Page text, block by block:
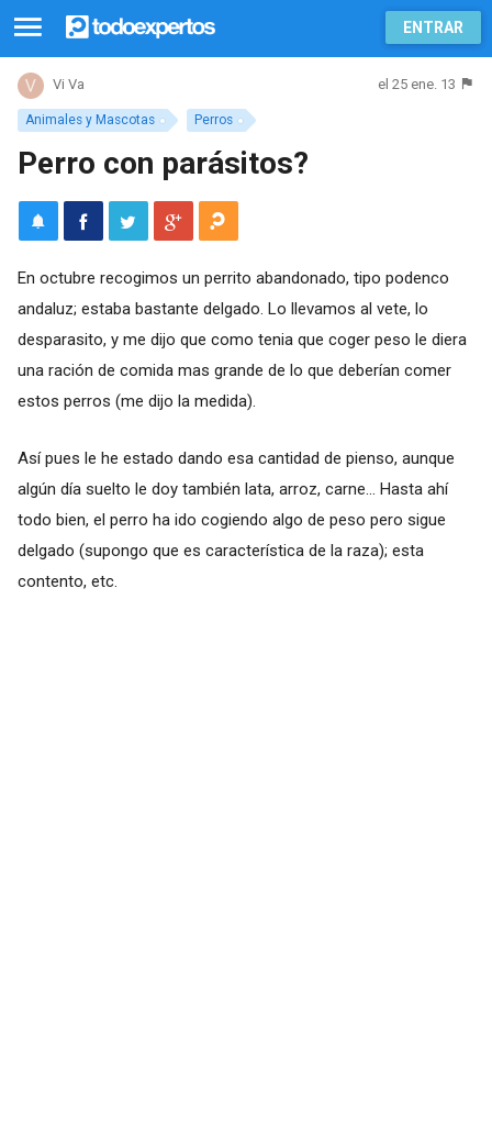
ENTRAR
Animales y Mascotas Perros
Vi Va el 25 ene. 13
Perro con parásitos?
En octubre recogimos un perrito abandonado, tipo podenco
andaluz; estaba bastante delgado. Lo llevamos al vete, lo
desparasito, y me dijo que como tenia que coger peso le diera
una ración de comida mas grande de lo que deberían comer
estos perros (me dijo la medida).
Así pues le he estado dando esa cantidad de pienso, aunque
algún día suelto le doy también lata, arroz, carne... Hasta ahí
todo bien, el perro ha ido cogiendo algo de peso pero sigue
delgado (supongo que es característica de la raza); esta
contento, etc.